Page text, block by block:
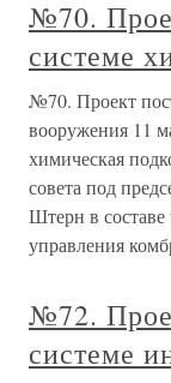
№70.
системе
№70. Проект
вооружения 11
химическая
совета под
Штерн в
управления
№72.
системе